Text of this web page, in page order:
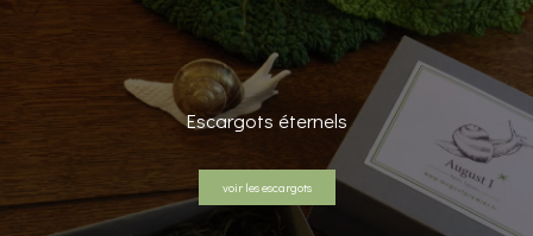
Escargots éternels
voir les escargots